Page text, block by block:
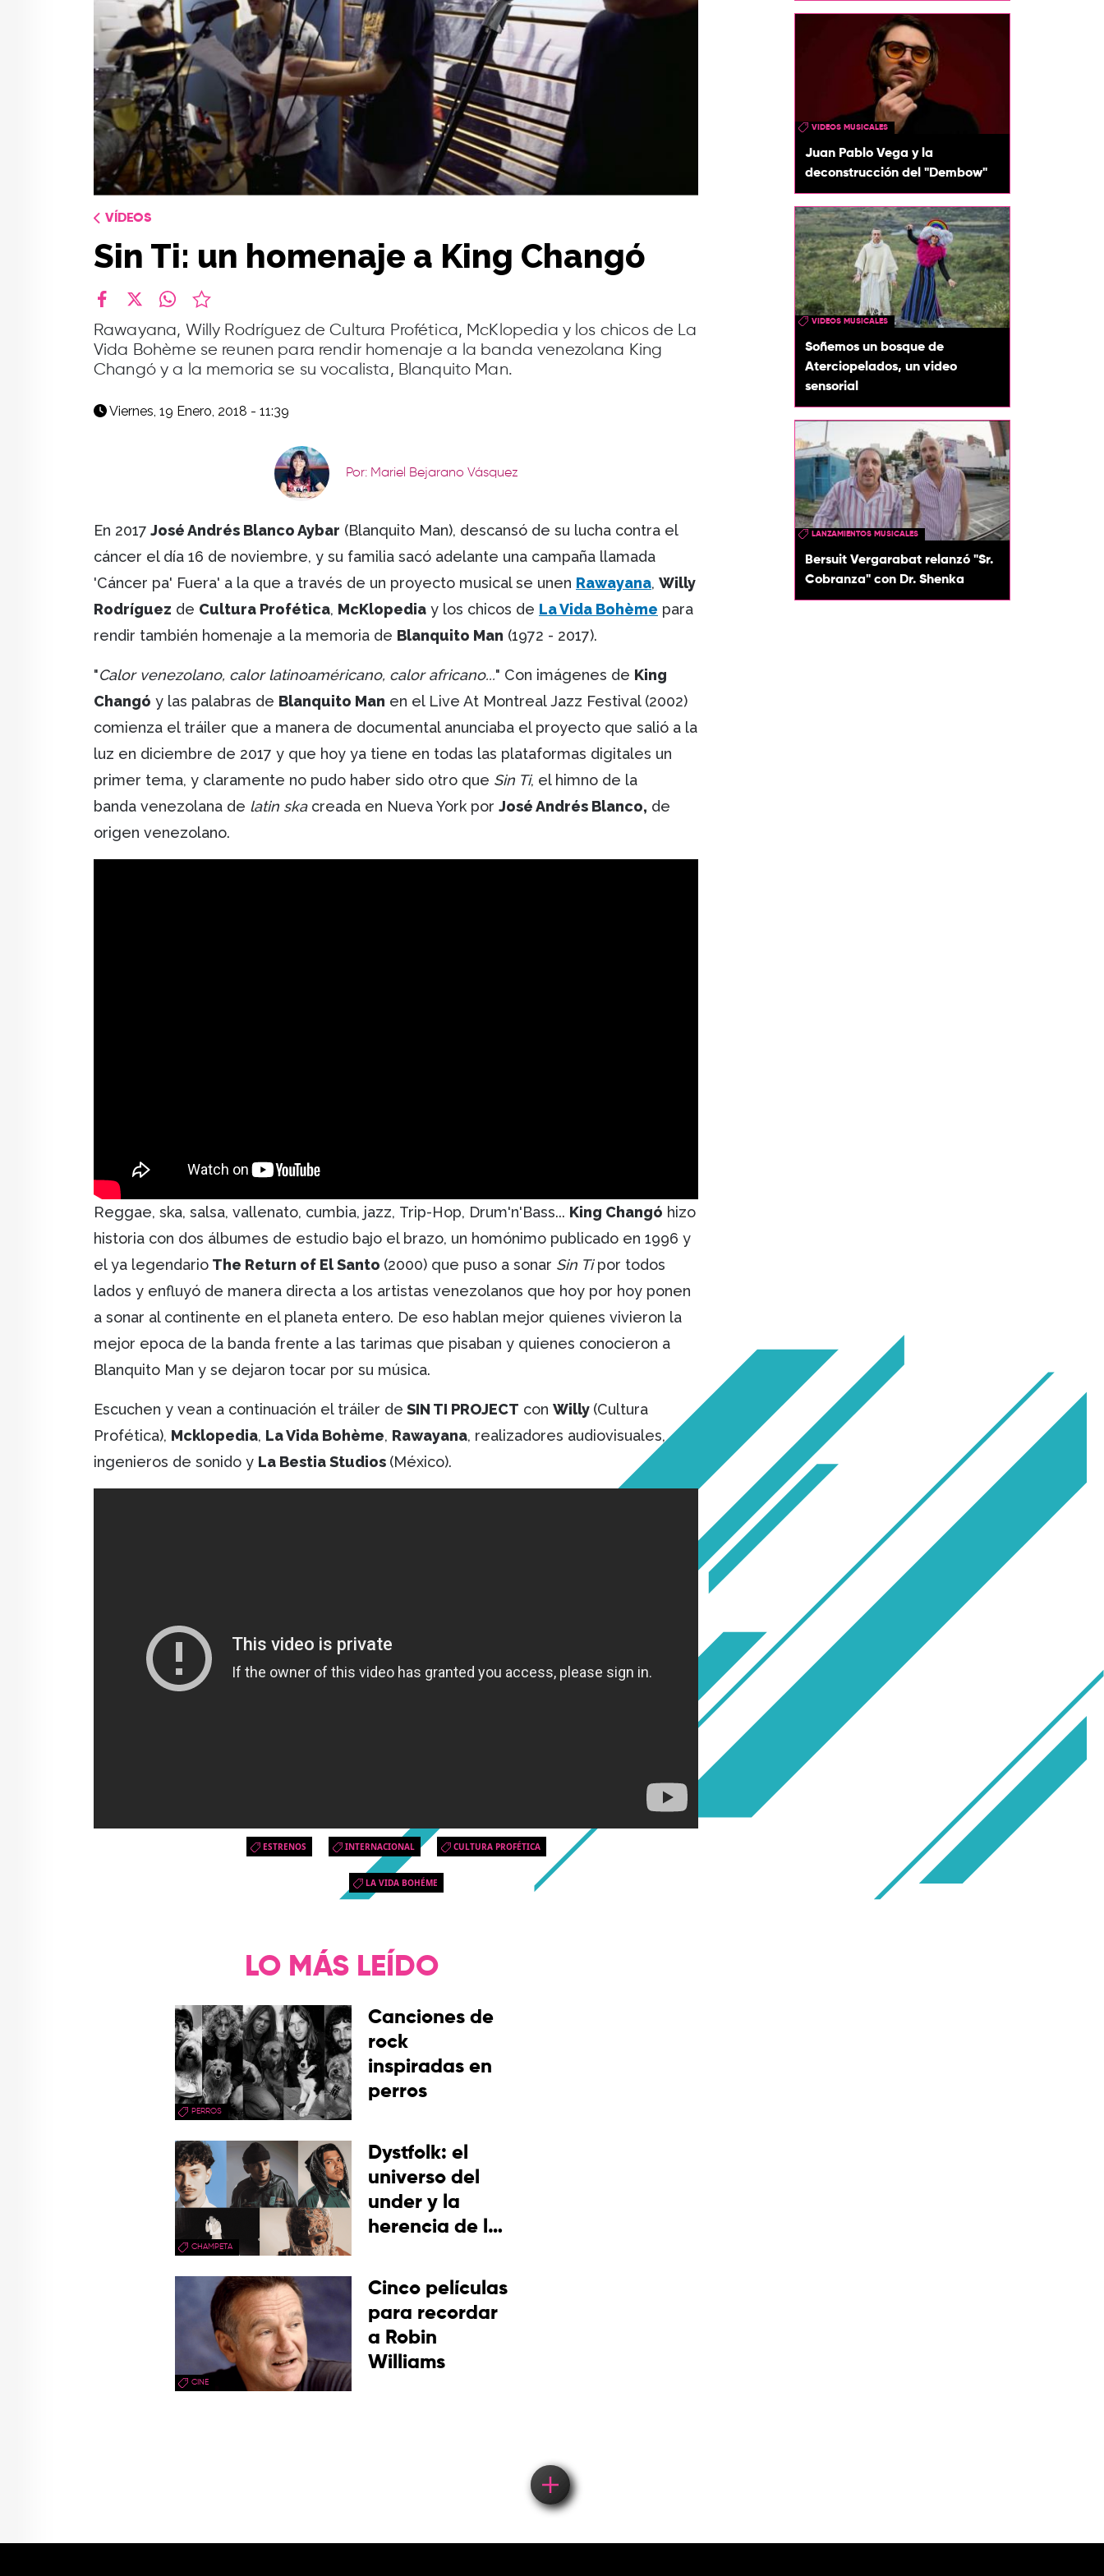
VÍDEOS
Sin Ti: un homenaje a King Changó
​Rawayana, Willy Rodríguez de Cultura Profética, McKlopedia y los chicos de La
Vida Bohème se reunen para rendir homenaje a la banda venezolana King
Changó y a la memoria se su vocalista, Blanquito Man.
Viernes, 19 Enero, 2018 - 11:39
Por: Mariel Bejarano Vásquez
En 2017 José Andrés Blanco Aybar (Blanquito Man), descansó de su lucha contra el
cáncer el día 16 de noviembre, y su familia sacó adelante una campaña llamada
'Cáncer pa' Fuera' a la que a través de un proyecto musical se unen ​ Rawayana, Willy
Rodríguez de Cultura Profética, McKlopedia y los chicos de La Vida Bohème para
rendir también homenaje a la memoria de Blanquito Man (1972 - 2017).
"Calor venezolano, calor latinoaméricano, calor africano..." Con imágenes de King
Changó y las palabras de Blanquito Man en el Live At Montreal Jazz Festival (2002)
comienza el tráiler que a manera de documental anunciaba el proyecto que salió a la
luz en diciembre de 2017 y que hoy ya tiene en todas las plataformas digitales un
primer tema, y claramente no pudo haber sido otro que Sin Ti, el himno de la
banda venezolana de latin ska creada en Nueva York por José Andrés Blanco, de
origen venezolano.
Reggae, ska, salsa, vallenato, cumbia, jazz, Trip-Hop, Drum'n'Bass... King Changó hizo
historia con dos álbumes de estudio bajo el brazo, un homónimo publicado en 1996 y
el ya legendario The Return of El Santo (2000) que puso a sonar Sin Tipor todos
lados y enfluyó de manera directa a los artistas venezolanos que hoy por hoy ponen
a sonar al continente en el planeta entero. De eso hablan mejor quienes vivieron la
mejor epoca de la banda frente a las tarimas que pisaban y quienes conocieron a
Blanquito Man y se dejaron tocar por su música.
Escuchen y vean a continuación el tráiler de SIN TI PROJECT con Willy (Cultura
Profética), Mcklopedia, La Vida Bohème, Rawayana, realizadores audiovisuales,
ingenieros de sonido y La Bestia Studios (México).
ESTRENOS INTERNACIONAL CULTURA PROFÉTICA
LA VIDA BOHÉME
VIDEOS MUSICALES
Juan Pablo Vega y la
deconstrucción del "Dembow"
VIDEOS MUSICALES
Soñemos un bosque de
Aterciopelados, un video
sensorial
LANZAMIENTOS MUSICALES
Bersuit Vergarabat relanzó "Sr.
Cobranza" con Dr. Shenka
LO MÁS LEÍDO
PERROS
Canciones de
rock
inspiradas en
perros
CHAMPETA
Dystfolk: el
universo del
under y la
herencia de la
picotera
CINE
Cinco películas
para recordar
a Robin
Williams